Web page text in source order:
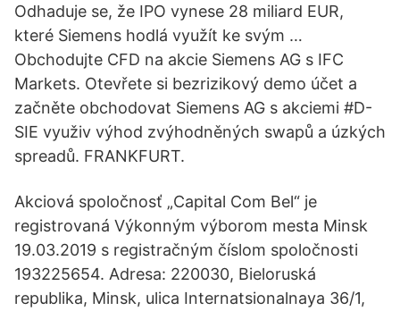
Odhaduje se, že IPO vynese 28 miliard EUR,
které Siemens hodlá využít ke svým …
Obchodujte CFD na akcie Siemens AG s IFC
Markets. Otevřete si bezrizikový demo účet a
začněte obchodovat Siemens AG s akciemi #D-
SIE využiv výhod zvýhodněných swapů a úzkých
spreadů. FRANKFURT.
Akciová spoločnosť „Capital Com Bel“ je
registrovaná Výkonným výborom mesta Minsk
19.03.2019 s registračným číslom spoločnosti
193225654. Adresa: 220030, Bieloruská
republika, Minsk, ulica Internatsionalnaya 36/1,